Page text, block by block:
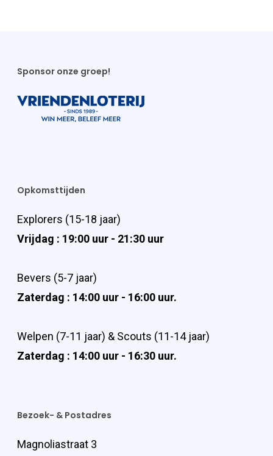
Sponsor onze groep!
Opkomsttijden
Explorers (15-18 jaar)
Vrijdag : 19:00 uur - 21:30 uur
Bevers (5-7 jaar)
Zaterdag : 14:00 uur - 16:00 uur.
Welpen (7-11 jaar) & Scouts (11-14 jaar)
Zaterdag : 14:00 uur - 16:30 uur.
Bezoek- & Postadres
Magnoliastraat 3